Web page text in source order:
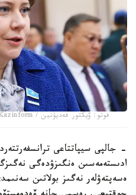
فوتو: ۆيكتور فەديۋنين / Kazinform
- جالپى سيپاتتاعى
ادىستەمەسىن ەنگىزۋدەگى
ەسەپتەۋلەر نەگىز بولاتىن